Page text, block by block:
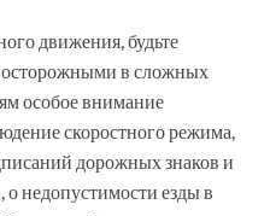
движения, будьте
в сложных
особое внимание
скоростного режима,
дорожных знаков и
недопустимости езды в